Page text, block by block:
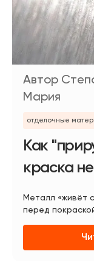
Автор
Мария
отделочные
Как
краска
Металл «живёт
перед